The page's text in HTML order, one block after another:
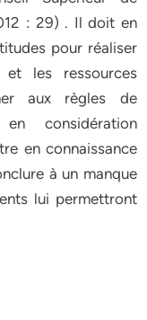
: 29) . Il doit en
pour réaliser
les ressources
aux règles de
considération
en connaissance
à un manque
lui permettront